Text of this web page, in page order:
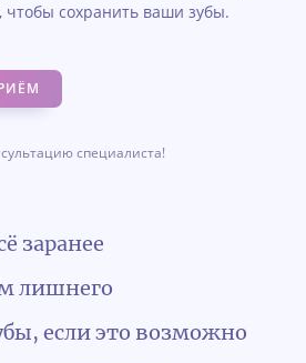
чтобы сохранить ваши зубы.
специалиста!
заранее
лишнего
если это возможно